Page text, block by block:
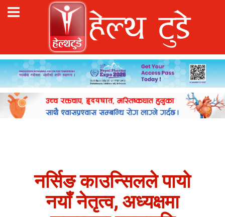
नर्सिङ काउन्सिलले पायो
नयाँ नेतृत्व, अध्यक्षमा